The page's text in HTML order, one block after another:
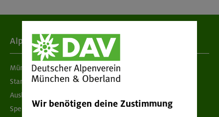
Alpenverein
München & Oberland
Standorte
Ausbildung & Jobs
SpendenWir benötigen deine Zustimmung